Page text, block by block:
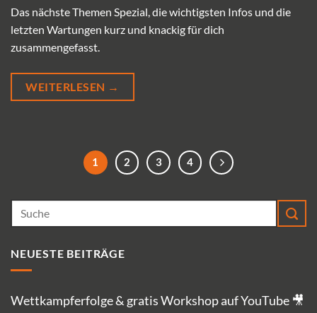
Das nächste Themen Spezial, die wichtigsten Infos und die
letzten Wartungen kurz und knackig für dich
zusammengefasst.
WEITERLESEN →
1 2 3 4
NEUESTE BEITRÄGE
Wettkampferfolge & gratis Workshop auf YouTube 🎥